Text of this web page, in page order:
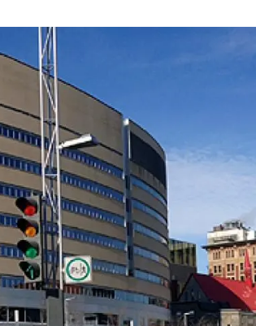
Un lugar donde crecer
Desarrollo de carrera
Seminarios y actividades internas
Te ofrecemos formación